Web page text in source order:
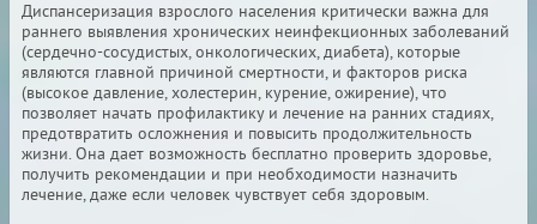
Диспансеризация взрослого населения критически важна для
раннего выявления хронических неинфекционных заболеваний
(сердечно-сосудистых, онкологических, диабета), которые
являются главной причиной смертности, и факторов риска
(высокое давление, холестерин, курение, ожирение), что
позволяет начать профилактику и лечение на ранних стадиях,
предотвратить осложнения и повысить продолжительность
жизни. Она дает возможность бесплатно проверить здоровье,
получить рекомендации и при необходимости назначить
лечение, даже если человек чувствует себя здоровым.